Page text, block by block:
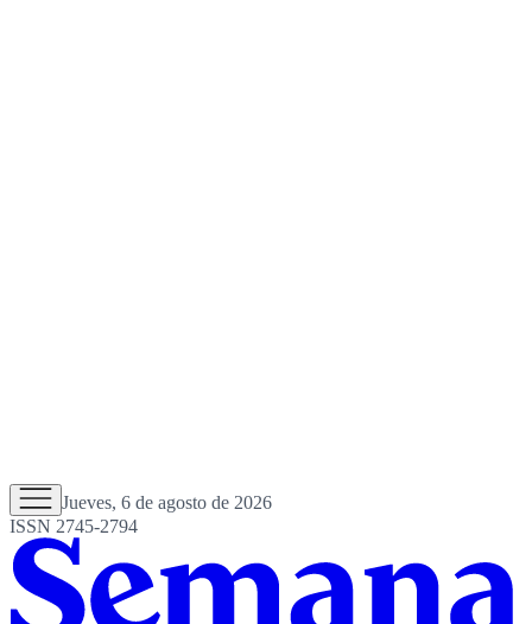
Jueves, 6 de agosto de 2026
ISSN 2745-2794